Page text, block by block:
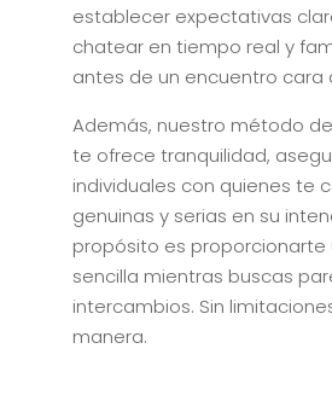
establecer expectativas
chatear en tiempo real y
antes de un encuentro cara
Además, nuestro método
te ofrece tranquilidad,
individuales con quienes te
genuinas y serias en su
propósito es proporcionarte
sencilla mientras buscas
intercambios. Sin
manera.